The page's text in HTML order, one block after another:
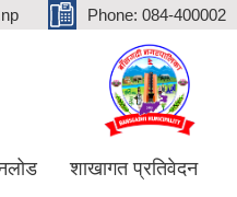
Phone: 084-400002
शाखागत प्रतिवेदन